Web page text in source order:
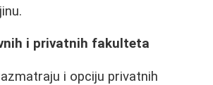
i privatnih fakulteta
i opciju privatnih